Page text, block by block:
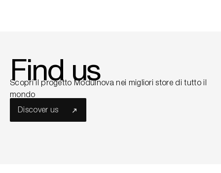
Find us
Scopri il progetto Modulnova nei migliori store di tutto il
mondo
Discover us